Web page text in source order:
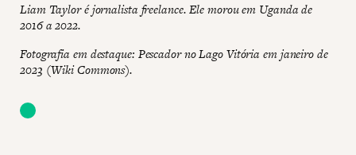
Liam Taylor é jornalista freelance. Ele morou em Uganda de
2016 a 2022.
Fotografia em destaque: Pescador no Lago Vitória em janeiro de
2023 (Wiki Commons).